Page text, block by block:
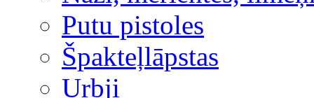
Putu pistoles
Špakteļlāpstas
Urbji